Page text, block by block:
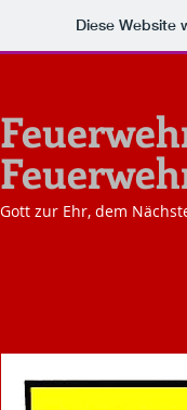
Diese Website
Gott zur Ehr, dem